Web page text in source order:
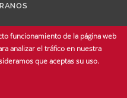
los derechos reservados -
funcionamiento de la página web
analizar el tráfico en nuestra
que aceptas su uso.